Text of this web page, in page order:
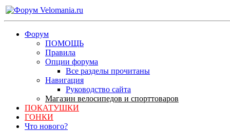
Форум
ПОМОЩЬ
Правила
Опции форума
Все разделы прочитаны
Навигация
Руководство сайта
Магазин велосипедов и спорттоваров
ПОКАТУШКИ
ГОНКИ
Что нового?